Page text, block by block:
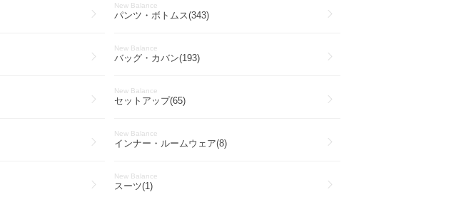
New Balance
パンツ・ボトムス(343)
New Balance
バッグ・カバン(193)
New Balance
セットアップ(65)
New Balance
インナー・ルームウェア(8)
New Balance
スーツ(1)